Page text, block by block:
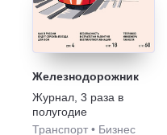
Железнодорожник
Журнал 3 раза в
полугодие
Транспорт • Бизнес